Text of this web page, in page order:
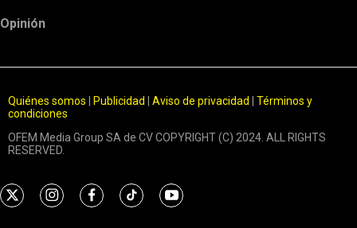
Opinión
Quiénes somos Publicidad Aviso de privacidad
Términos y
condiciones
OFEM Media Group SA de CV COPYRIGHT (C) 2024. ALL RIGHTS
RESERVED.
t
i
f
t
y